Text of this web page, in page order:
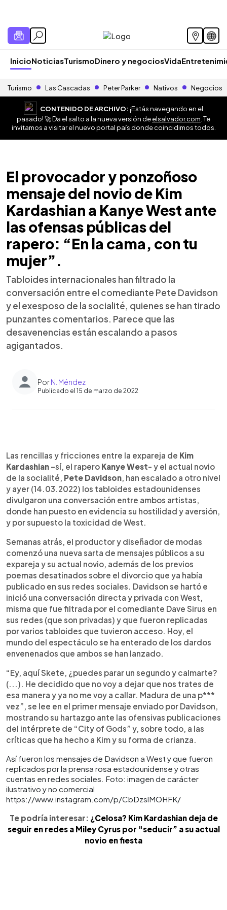
InicioNoticiasTurismoDinero y negociosVida
Turismo Las Cascadas Peter Parker Nativos Negocios
CONTENIDO DE ARCHIVO:¡Estás navegando en el
pasado! 🚀 Da el salto a la nueva versión deelsalvador.com . Te
invitamos a visitar el nuevo portal país donde coincidimos todos.
El provocador y ponzoñoso
mensaje del novio de Kim
Kardashian a Kanye West ante
las ofensas públicas del
rapero: “En la cama, con tu
mujer”.
Tabloides internacionales han filtrado la
conversación entre el comediante Pete Davidson
y el exesposo de la socialité, quienes se han tirado
punzantes comentarios. Parece que las
desavenencias están escalando a pasos
agigantados.
PorN. Méndez
Publicado el 15 de marzo de 2022
Escuchar artículo
Las rencillas y fricciones entre la expareja de Kim
Kardashian ­–sí, el rapero Kanye West- y el actual novio
de la socialité, Pete Davidson, han escalado a otro nivel
y ayer (14.03.2022) los tabloides estadounidenses
divulgaron una conversación entre ambos artistas,
donde han puesto en evidencia su hostilidad y aversión,
y por supuesto la toxicidad de West.
Semanas atrás, el productor y diseñador de modas
comenzó una nueva sarta de mensajes públicos a su
expareja y su actual novio, además de los previos
poemas desatinados sobre el divorcio que ya había
publicado en sus redes sociales. Davidson se hartó e
inició una conversación directa y privada con West,
misma que fue filtrada por el comediante Dave Sirus en
sus redes (que son privadas) y que fueron replicadas
por varios tabloides que tuvieron acceso. Hoy, el
mundo del espectáculo se ha enterado de los dardos
envenenados que ambos se han lanzado.
“Ey, aquí Skete, ¿puedes parar un segundo y calmarte?
(...). He decidido que no voy a dejar que nos trates de
esa manera y ya no me voy a callar. Madura de una p***
vez”, se lee en el primer mensaje enviado por Davidson,
mostrando su hartazgo ante las ofensivas publicaciones
del intérprete de “City of Gods” y, sobre todo, a las
críticas que ha hecho a Kim y su forma de crianza.
Así fueron los mensajes de Davidson a West y que fueron
replicados por la prensa rosa estadounidense y otras
cuentas en redes sociales. Foto: imagen de carácter
ilustrativo y no comercial
https://www.instagram.com/p/CbDzslMOHFK/
Te podría interesar: ¿Celosa? Kim Kardashian deja de
seguir en redes a Miley Cyrus por "seducir” a su actual
novio en fiesta